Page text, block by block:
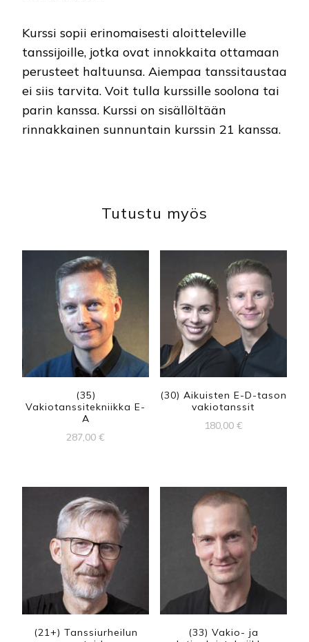
Kurssi sopii erinomaisesti aloitteleville
tanssijoille, jotka ovat innokkaita ottamaan
perusteet haltuunsa. Aiempaa tanssitaustaa
ei siis tarvita. Voit tulla kurssille soolona tai
parin kanssa. Kurssi on sisällöltään
rinnakkainen sunnuntain kurssin 21 kanssa.
Tutustu myös
(35)
Vakiotanssitekniikka E-
A
287,00€
(30) Aikuisten E-D-tason
vakiotanssit
180,00 €
(21+) Tanssiurheilun
(33) Vakio- ja